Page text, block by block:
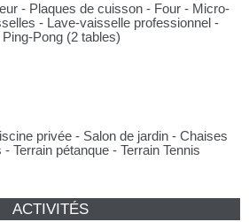
- Plaques de cuisson - Four - Micro-
- Lave-vaisselle professionnel -
Pong (2 tables)
privée - Salon de jardin - Chaises
Terrain pétanque - Terrain Tennis
ACTIVITÉS